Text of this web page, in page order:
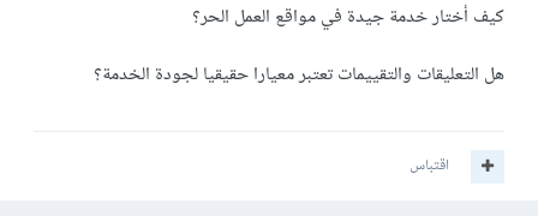
كيف أختار خدمة جيدة في مواقع العمل الحر؟
هل التعليقات والتقييمات تعتبر معيارا حقيقيا لجودة الخدمة؟
اقتباس